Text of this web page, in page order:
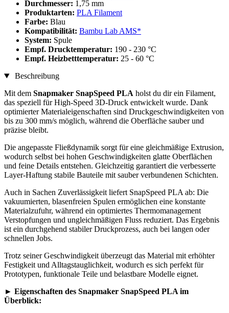
Durchmesser: 1,75 mm
Produktarten: PLA Filament
Farbe: Blau
Kompatibilität: Bambu Lab AMS*
System: Spule
Empf. Drucktemperatur: 190 - 230 °C
Empf. Heizbetttemperatur: 25 - 60 °C
Beschreibung
Mit dem Snapmaker SnapSpeed PLA holst du dir ein Filament,
das speziell für High-Speed 3D-Druck entwickelt wurde. Dank
optimierter Materialeigenschaften sind Druckgeschwindigkeiten von
bis zu 300 mm/s möglich, während die Oberfläche sauber und
präzise bleibt.
Die angepasste Fließdynamik sorgt für eine gleichmäßige Extrusion,
wodurch selbst bei hohen Geschwindigkeiten glatte Oberflächen
und feine Details entstehen. Gleichzeitig garantiert die verbesserte
Layer-Haftung stabile Bauteile mit sauber verbundenen Schichten.
Auch in Sachen Zuverlässigkeit liefert SnapSpeed PLA ab: Die
vakuumierten, blasenfreien Spulen ermöglichen eine konstante
Materialzufuhr, während ein optimiertes Thermomanagement
Verstopfungen und ungleichmäßigen Fluss reduziert. Das Ergebnis
ist ein durchgehend stabiler Druckprozess, auch bei langen oder
schnellen Jobs.
Trotz seiner Geschwindigkeit überzeugt das Material mit erhöhter
Festigkeit und Alltagstauglichkeit, wodurch es sich perfekt für
Prototypen, funktionale Teile und belastbare Modelle eignet.
► Eigenschaften des Snapmaker SnapSpeed PLA im
Überblick: